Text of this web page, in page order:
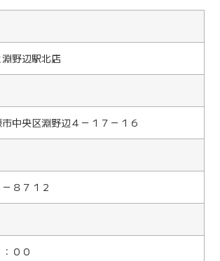
野辺駅北店
中央区淵野辺４－１７－１６
８７１２
００